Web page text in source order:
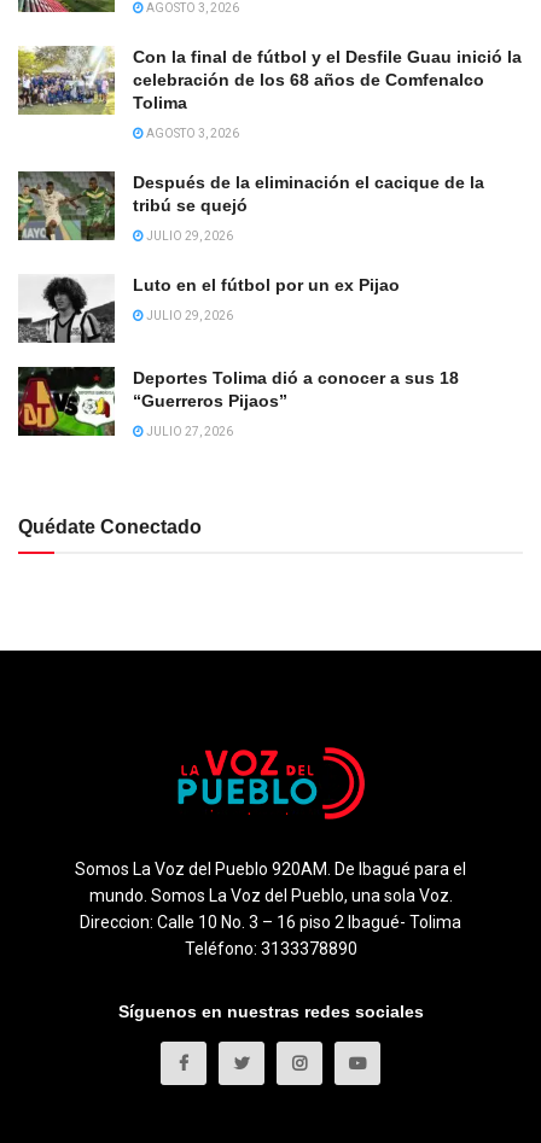
AGOSTO 3, 2026
Con la final de fútbol y el Desfile Guau inició la
celebración de los 68 años de Comfenalco
Tolima
AGOSTO 3, 2026
Después de la eliminación el cacique de la
tribú se quejó
JULIO 29, 2026
Luto en el fútbol por un ex Pijao
JULIO 29, 2026
Deportes Tolima dió a conocer a sus 18
“Guerreros Pijaos”
JULIO 27, 2026
Quédate Conectado
Somos La Voz del Pueblo 920AM. De Ibagué para el
mundo. Somos La Voz del Pueblo, una sola Voz.
Direccion: Calle 10 No. 3 – 16 piso 2 Ibagué- Tolima
Teléfono: 3133378890
Síguenos en nuestras redes sociales